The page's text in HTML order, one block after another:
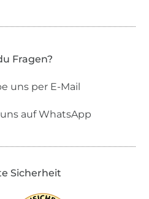
Fragen?
uns per E-Mail
auf WhatsApp
Sicherheit